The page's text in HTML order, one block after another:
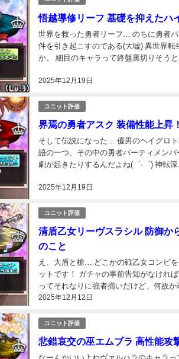
悟越導修リーフ 基礎を抑えたハ
2025年12月19日
世界を救った勇者リーフ… のちに勇者
件を引き起こすのである(大嘘) 異世界
か。 細目のキャラって終盤裏切りそう
ユニット評価
界焉の勇者アスク 装備性能上昇
2025年12月19日
そして伝説になった… 優男のヘイグロ
語の一つ、その中の勇者パーティメン
劇が起きたりするんだよね(゜-゜) 神転
ユニット評価
清盾乙女リーヴスラシル 防御か
のこと
2025年12月12日
え、大盾と槍… どこかの戦乙女コンビ
ットです！ ガチャの事前告知がなけれ
ってそれなりに強者揃いだけど、何故
使っても強いのでバランス調整なのかな
ユニット評価
悲錯哀交の巫エムブラ 高性能攻